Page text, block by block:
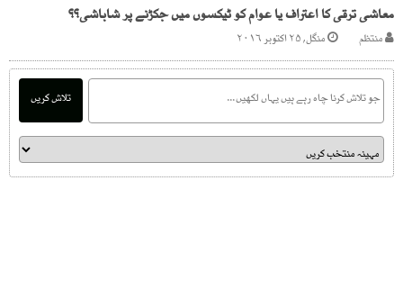
معاشی ترقی کا اعتراف یا عوام کو ٹیکسوں میں جکڑنے پر شاباشی؟؟
منتظم منگل, ۲۵ اکتوبر ۲۰۱۶
تلاش کریں